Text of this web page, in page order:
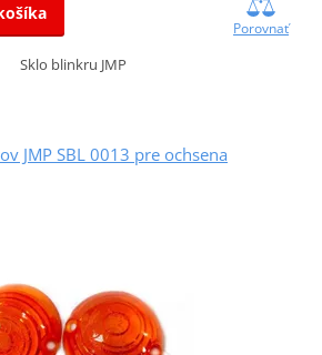
Porovnať
Sklo blinkru JMP
JMP SBL 0013 pre ochsena